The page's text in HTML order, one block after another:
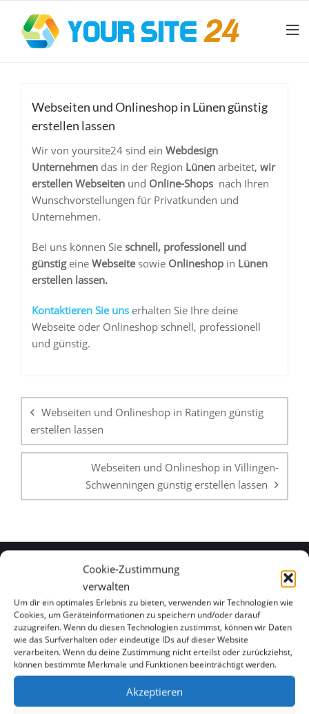
Cookie-Zustimmung
verwalten
Um dir ein optimales Erlebnis zu bieten, verwenden wir Technologien wie
Cookies, um Geräteinformationen zu speichern und/oder darauf
zuzugreifen. Wenn du diesen Technologien zustimmst, können wir Daten
wie das Surfverhalten oder eindeutige IDs auf dieser Website
verarbeiten. Wenn du deine Zustimmung nicht erteilst oder zurückziehst,
können bestimmte Merkmale und Funktionen beeinträchtigt werden.
Akzeptieren
Webseiten und Onlineshop in Lünen günstig
erstellen lassen
Wir von yoursite24 sind ein Webdesign
Unternehmen das in der Region Lünen arbeitet, wir
erstellen Webseiten und Online-Shops nach Ihren
Wunschvorstellungen für Privatkunden und
Unternehmen.
Bei uns können Sie schnell, professionell und
günstigeine Webseitesowie Onlineshop in Lünen
erstellen lassen.
Kontaktieren Sie uns erhalten Sie Ihre deine
Webseite oder Onlineshop schnell, professionell
und günstig.
Webseiten und Onlineshop in Ratingen günstig
erstellen lassen
Webseiten und Onlineshop in Villingen-
Schwenningen günstig erstellen lassen
WHATSAPP & E-MAIL
Ruf Sie uns an
0621 / 54 56 00 53
oder schreiben Sie uns über WhatsApp: